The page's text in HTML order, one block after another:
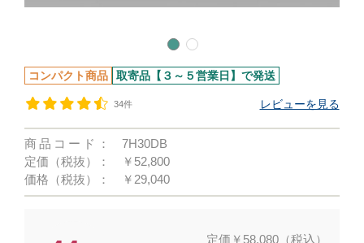
コンパクト商品 取寄品【３～５営業日】で発送
34件 レビューを見る
商品コード：
7H30DB
定価（税抜）：
￥52,800
価格（税抜）：
￥29,040
定価￥58,080（税込）